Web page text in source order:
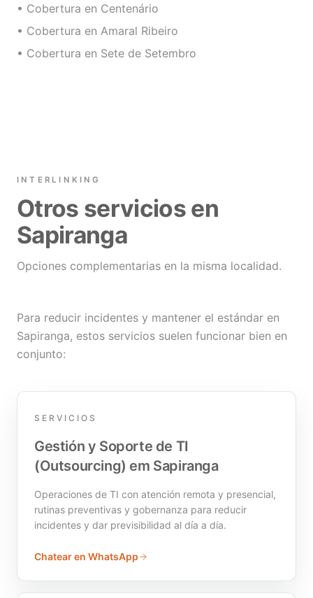
• Cobertura en Centenário
• Cobertura en Amaral Ribeiro
• Cobertura en Sete de Setembro
INTERLINKING
Otros servicios en
Sapiranga
Opciones complementarias en la misma localidad.
Para reducir incidentes y mantener el estándar en
Sapiranga, estos servicios suelen funcionar bien en
conjunto:
SERVICIOS
Gestión y Soporte de TI
(Outsourcing) em Sapiranga
Operaciones de TI con atención remota y presencial,
rutinas preventivas y gobernanza para reducir
incidentes y dar previsibilidad al día a día.
Chatear en WhatsApp